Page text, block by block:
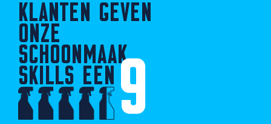
KLANTEN GEVEN
ONZE
SCHOONMAAK
SKILLS EEN 9